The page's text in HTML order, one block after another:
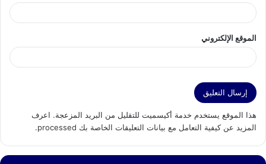
الموقع الإلكتروني
هذا الموقع يستخدم خدمة أكيسميت للتقليل من البريد المزعجة. اعرف
المزيد عن كيفية التعامل مع بيانات التعليقات الخاصة بك processed
.